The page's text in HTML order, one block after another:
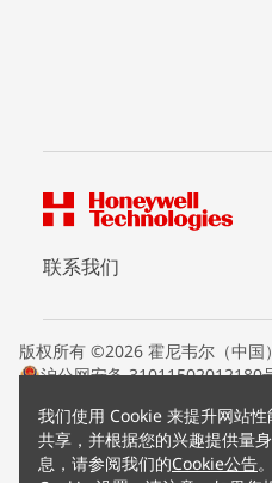
我们使用 Cookie 来提升网站
共享，并根据您的兴趣提供量
息，请参阅我们的Cookie公告
联系我们
版权所有 ©2026 霍尼韦尔（中国
沪公网安备 31011502012180
条款条约
隐私声明
您的隐私选项